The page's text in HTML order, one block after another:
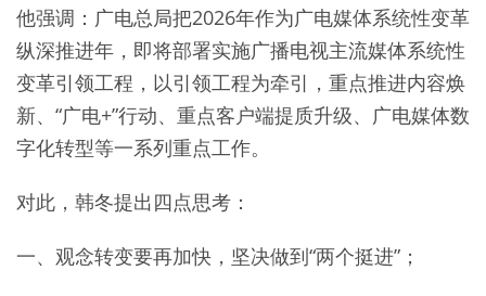
他强调：广电总局把2026年作为广电媒体系统性变革
纵深推进年，即将部署实施广播电视主流媒体系统性
变革引领工程，以引领工程为牵引，重点推进内容焕
新、“广电+”行动、重点客户端提质升级、广电媒体数
字化转型等一系列重点工作。
对此，韩冬提出四点思考：
一、观念转变要再加快，坚决做到“两个挺进”；